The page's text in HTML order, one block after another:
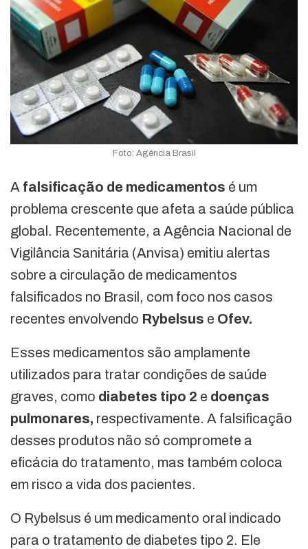
Foto: Agência Brasil
A falsificação de medicamentos é um
problema crescente que afeta a saúde pública
global. Recentemente, a Agência Nacional de
Vigilância Sanitária (Anvisa) emitiu alertas
sobre a circulação de medicamentos
falsificados no Brasil, com foco nos casos
recentes envolvendo Rybelsus e Ofev.
Esses medicamentos são amplamente
utilizados para tratar condições de saúde
graves, como diabetes tipo 2 e doenças
pulmonares, respectivamente. A falsificação
desses produtos não só compromete a
eficácia do tratamento, mas também coloca
em risco a vida dos pacientes.
O Rybelsus é um medicamento oral indicado
para o tratamento de diabetes tipo 2. Ele